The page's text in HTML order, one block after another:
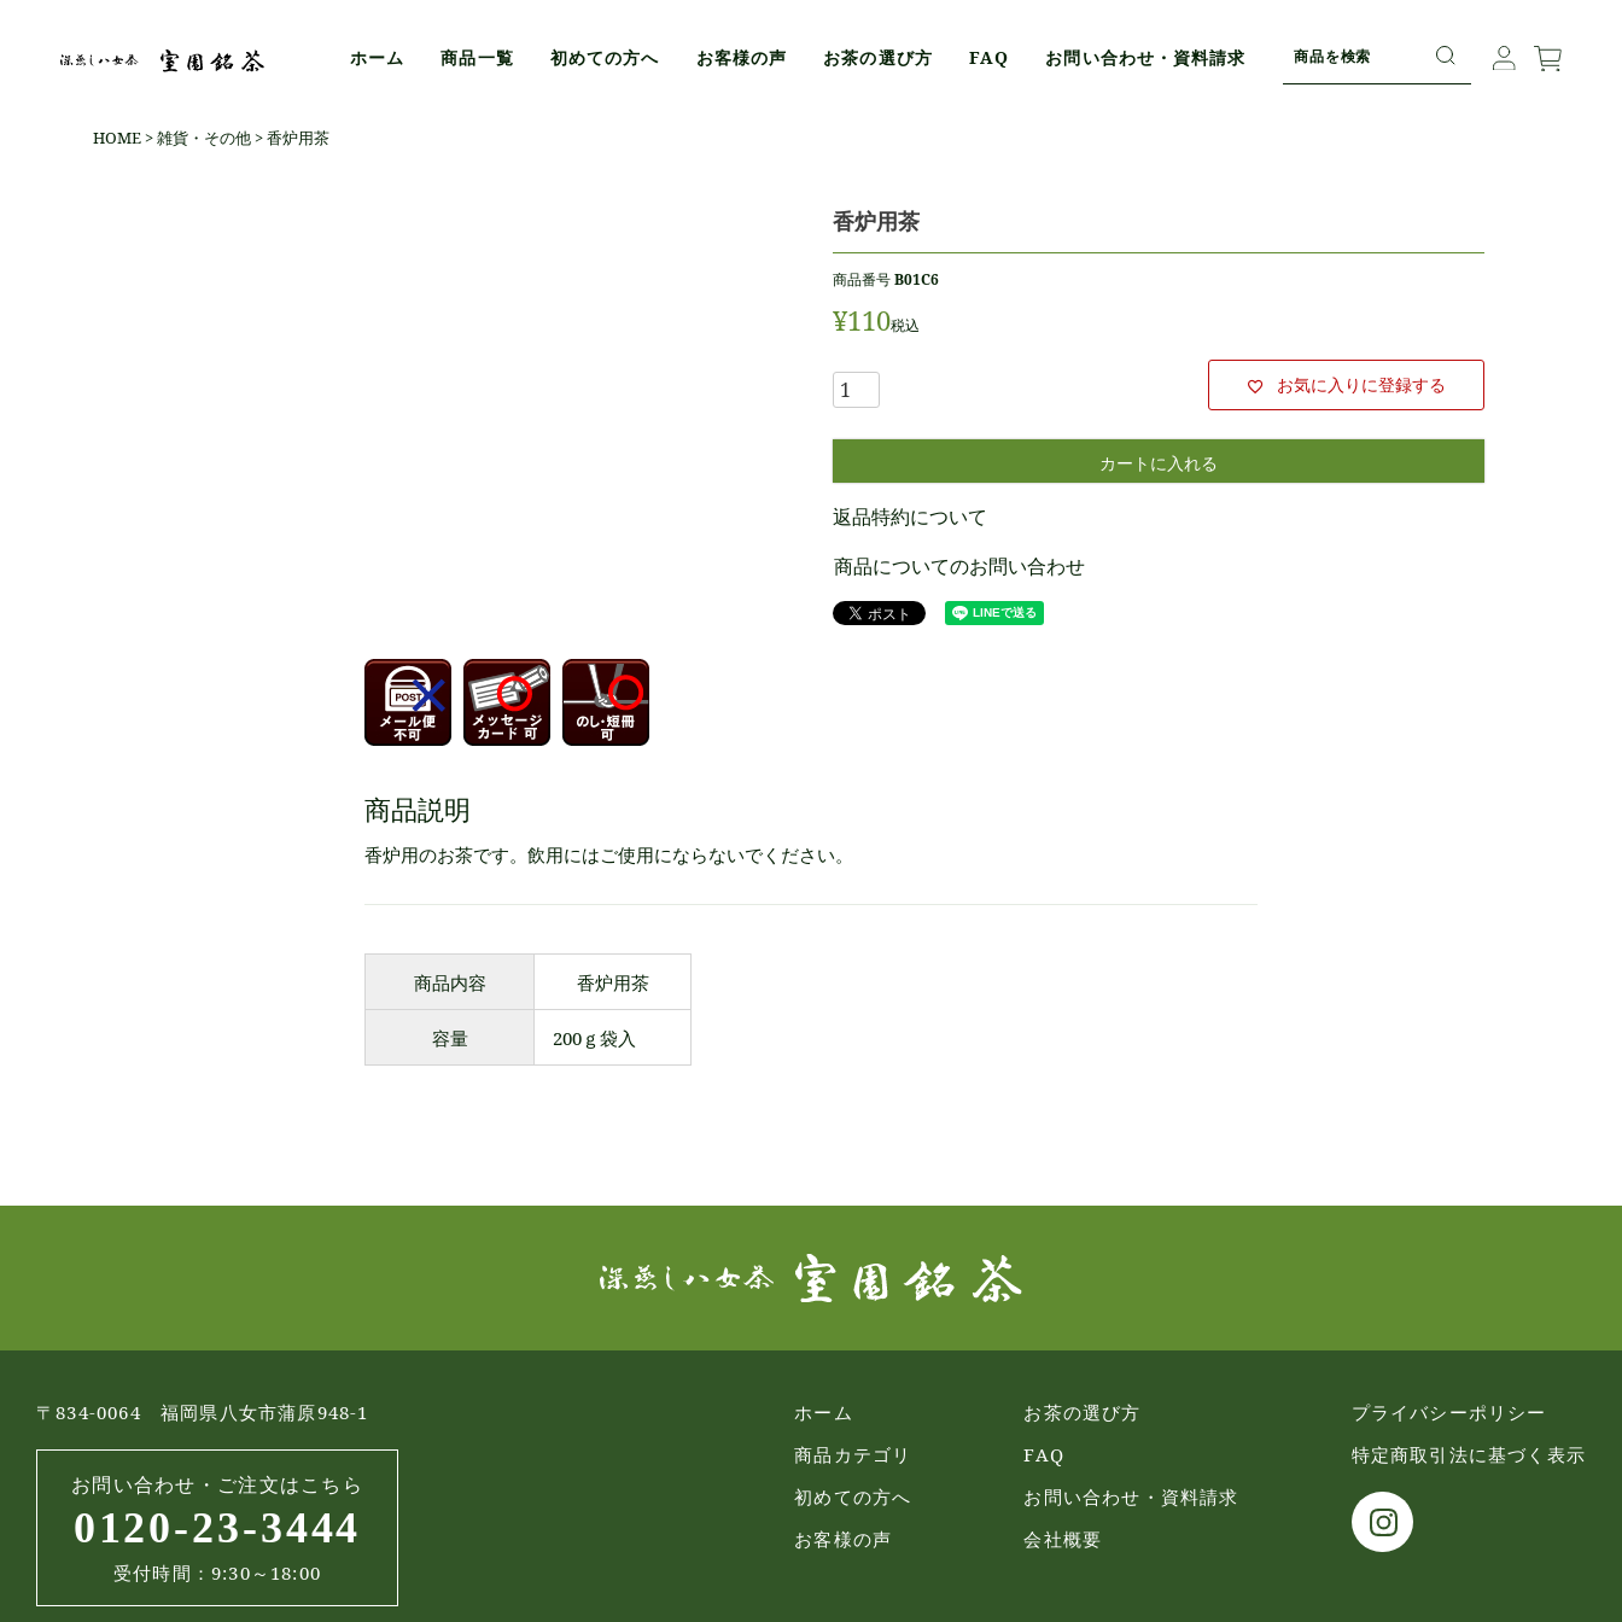
ホーム 商品一覧 初めての方へ お客様の声 お茶の選び方 FAQ お問い合わせ・資料請求
HOME 雑貨・その他 香炉用茶
香炉用茶
商品番号B01C6
¥110税込
お気に入りに登録する
カートに入れる
返品特約について
商品についてのお問い合わせ
商品説明
香炉用のお茶です。飲用にはご使用にならないでください。
商品内容 香炉用茶
容量 200ｇ袋入
〒834-0064 福岡県八女市蒲原948-1
お問い合わせ・ご注文はこちら
0120-23-3444
受付時間：9:30～18:00
ホーム
商品カテゴリ
初めての方へ
お客様の声
お茶の選び方
FAQ
お問い合わせ・資料請求
会社概要
プライバシーポリシー
特定商取引法に基づく表示